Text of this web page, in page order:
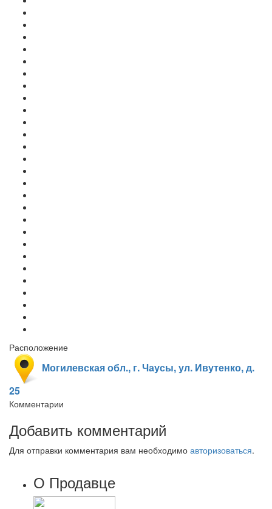
Расположение
Могилевская обл., г. Чаусы, ул. Ивутенко, д.
25
Комментарии
Добавить комментарий
Для отправки комментария вам необходимо авторизоваться.
О Продавце